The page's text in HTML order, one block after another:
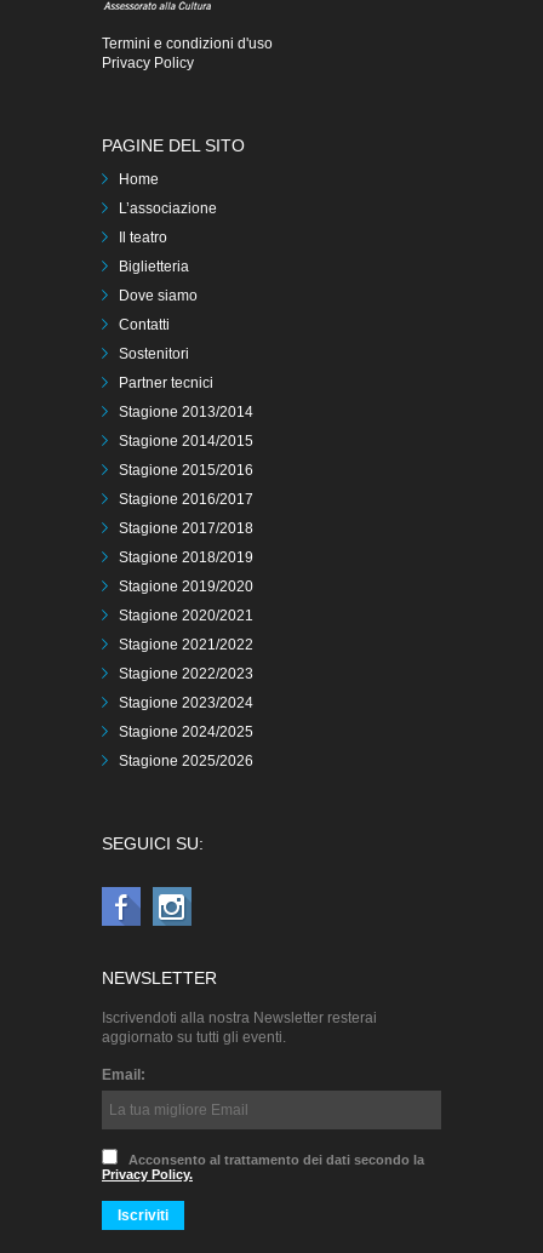
Termini e condizioni d'uso
Privacy Policy
PAGINE DEL SITO
Home
L’associazione
Il teatro
Biglietteria
Dove siamo
Contatti
Sostenitori
Partner tecnici
Stagione 2013/2014
Stagione 2014/2015
Stagione 2015/2016
Stagione 2016/2017
Stagione 2017/2018
Stagione 2018/2019
Stagione 2019/2020
Stagione 2020/2021
Stagione 2021/2022
Stagione 2022/2023
Stagione 2023/2024
Stagione 2024/2025
Stagione 2025/2026
SEGUICI SU:
NEWSLETTER
Iscrivendoti alla nostra Newsletter resterai
aggiornato su tutti gli eventi.
Email:
Acconsento al trattamento dei dati secondo la
Privacy Policy.